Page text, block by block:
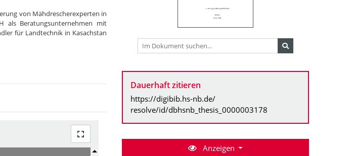
von Mähdrescherexperten in
als Beratungsunternehmen mit
für Landtechnik in Kasachstan
Dauerhaft zitieren
https://digibib.hs-nb.de/
resolve/id/dbhsnb_thesis_0000003178
Anzeigen